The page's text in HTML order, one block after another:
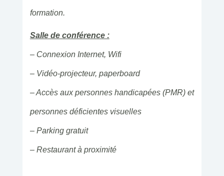
formation.
Salle de conférence :
– Connexion Internet, Wifi
– Vidéo-projecteur, paperboard
– Accès aux personnes handicapées (PMR) et
personnes déficientes visuelles
– Parking gratuit
– Restaurant à proximité